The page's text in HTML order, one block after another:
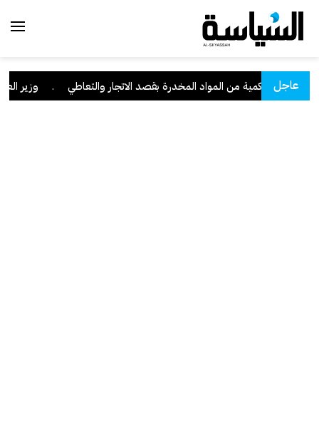
عاجلكمية من المواد المخدرة بقصد الاتجار والتعاطي وزير العدل: